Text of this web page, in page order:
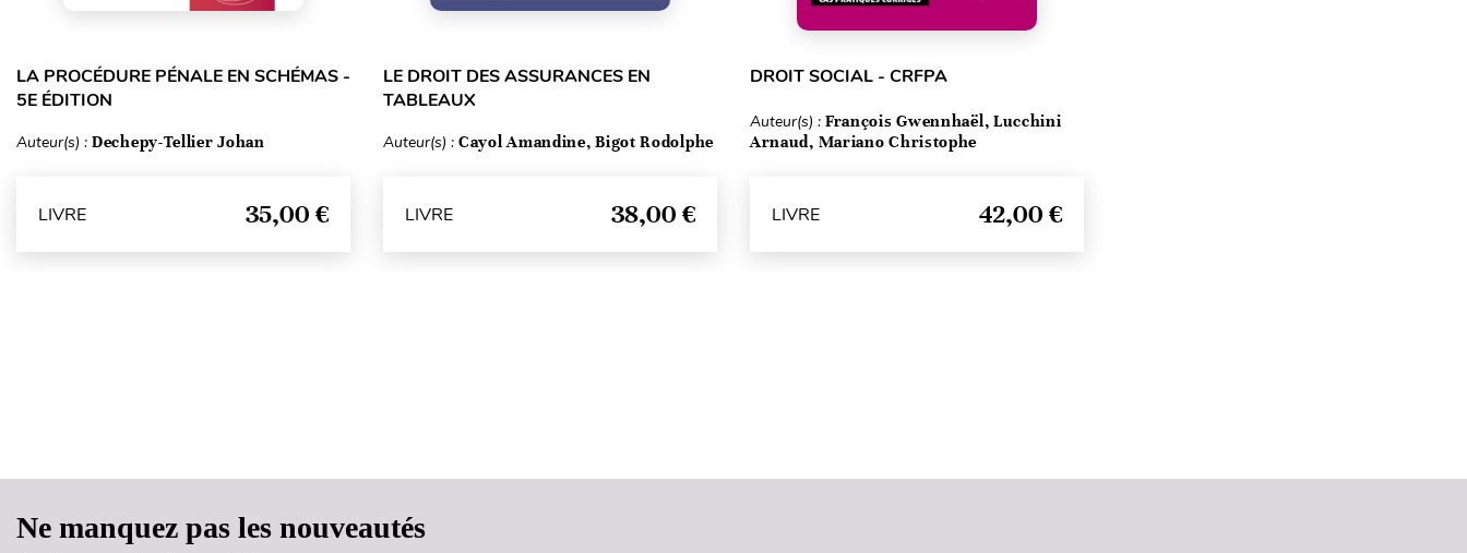
LA PROCÉDURE PÉNALE EN SCHÉMAS -
5E ÉDITION
Auteur(s) : Dechepy-Tellier Johan
LIVRE 35,00 €
LE DROIT DES ASSURANCES EN
TABLEAUX
Auteur(s) : Cayol Amandine, Bigot Rodolphe
LIVRE 38,00 €
DROIT SOCIAL - CRFPA
Auteur(s) : François Gwennhaël, Lucchini
Arnaud, Mariano Christophe
LIVRE 42,00 €
Ne manquez pas les nouveautés